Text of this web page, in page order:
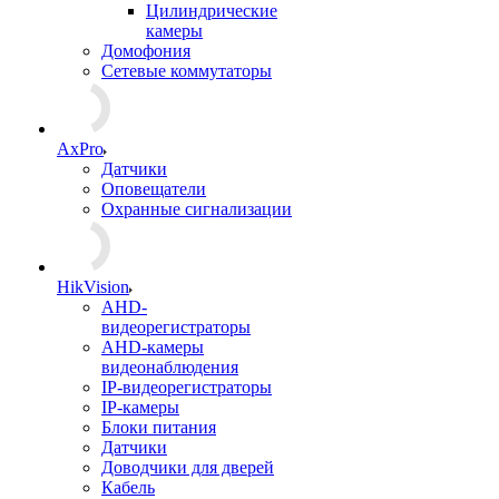
Цилиндрические
камеры
Домофония
Сетевые коммутаторы
AxPro
Датчики
Оповещатели
Охранные сигнализации
HikVision
AHD-
видеорегистраторы
AHD-камеры
видеонаблюдения
IP-видеорегистраторы
IP-камеры
Блоки питания
Датчики
Доводчики для дверей
Кабель